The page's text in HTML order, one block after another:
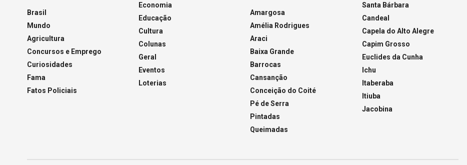
Brasil
Mundo
Agricultura
Concursos e Emprego
Curiosidades
Fama
Fatos Policiais
Economia
Educação
Cultura
Colunas
Geral
Eventos
Loterias
Amargosa
Amélia Rodrigues
Araci
Baixa Grande
Barrocas
Cansanção
Conceição do Coité
Pé de Serra
Pintadas
Queimadas
Santa Bárbara
Candeal
Capela do Alto Alegre
Capim Grosso
Euclides da Cunha
Ichu
Itaberaba
Itiuba
Jacobina